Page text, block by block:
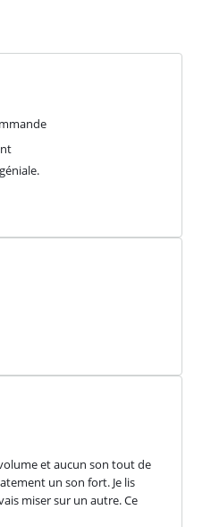
et aucun son tout de
un son fort. Je lis
miser sur un autre. Ce